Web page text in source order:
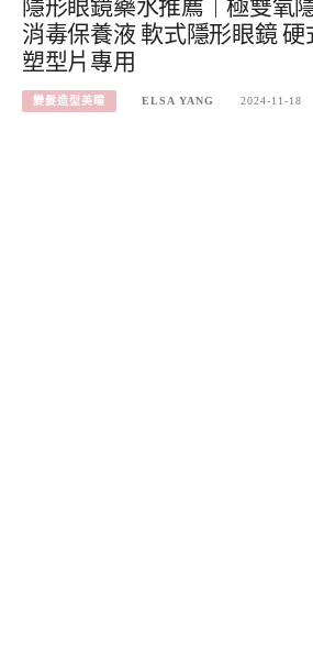
隱形眼鏡藥水推薦｜極雙氧
消毒保養液 軟式隱形眼鏡
塑型片專用
變髮造型美瞳 ELSA YANG 2024-11-18